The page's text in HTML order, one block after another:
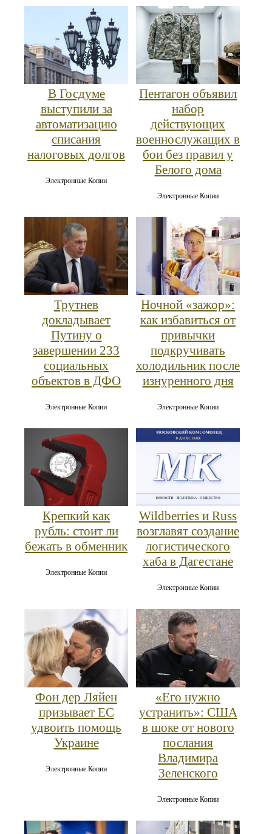
В Госдуме
выступили за
автоматизацию
списания
налоговых долгов
Электронные Копии
Пентагон объявил
набор
действующих
военнослужащих в
бои без правил у
Белого дома
Электронные Копии
Трутнев
докладывает
Путину о
завершении 233
социальных
объектов в ДФО
Электронные Копии
Ночной «зажор»:
как избавиться от
привычки
подкручивать
холодильник после
изнуренного дня
Электронные Копии
Крепкий как
рубль: стоит ли
бежать в обменник
Электронные Копии
Wildberries и Russ
возглавят создание
логистического
хаба в Дагестане
Электронные Копии
Фон дер Ляйен
призывает ЕС
удвоить помощь
Украине
Электронные Копии
«Его нужно
устранить»: США
в шоке от нового
послания
Владимира
Зеленского
Электронные Копии